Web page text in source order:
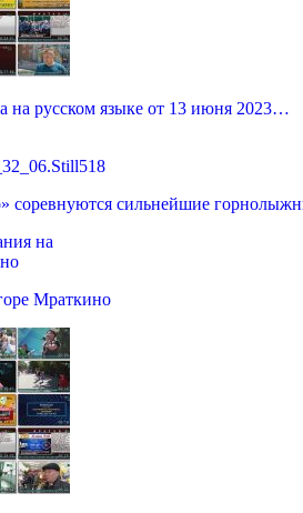
на русском языке от 13 июня 2023…
соревнуются сильнейшие
Мраткино